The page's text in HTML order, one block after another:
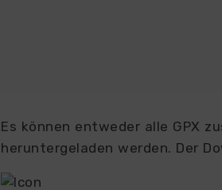
Es können entweder alle GPX
heruntergeladen werden. Der